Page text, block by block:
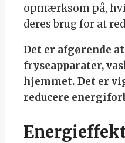
opmærksom på,
deres brug for at
Det er afgørende
fryseapparater,
hjemmet. Det er
reducere